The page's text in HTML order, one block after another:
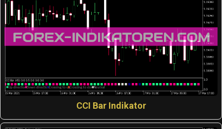
CCI Bar Indikator